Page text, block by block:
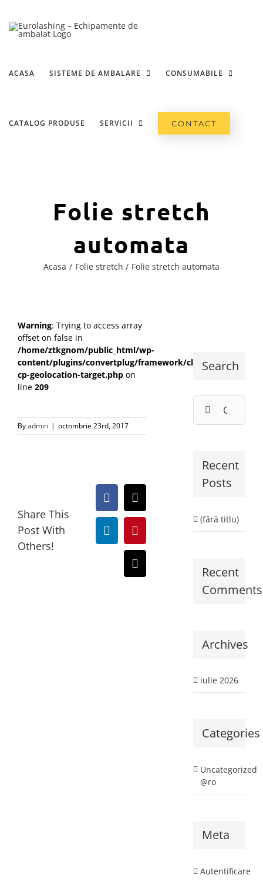
content
ACASA SISTEME DE AMBALARE CONSUMABILE
CATALOG PRODUSE SERVICII CONTACT
Folie stretch
automata
Acasa Folie stretch Folie stretch automata
Warning: Trying to access array
offset on false in
/home/ztkgnom/public_html/wp-
content/plugins/convertplug/framework/class-
cp-geolocation-target.php on
line 209
Byadmin | octombrie 23rd, 2017
Share This
Post With
Others!
Facebook
X
LinkedInPinterest
E-
mail:
Search
Recent
Posts
(fără titlu)
Recent
Comments
Archives
iulie 2026
Categories
Uncategorized
@ro
Meta
Autentificare